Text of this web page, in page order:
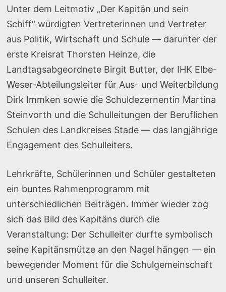
Unter dem Leitmotiv „Der Kapitän und sein
Schiff“ würdigten Vertreterinnen und Vertreter
aus Politik, Wirtschaft und Schule — darunter der
erste Kreisrat Thorsten Heinze, die
Landtagsabgeordnete Birgit Butter, der IHK Elbe-
Weser‑Abteilungsleiter für Aus- und Weiterbildung
Dirk Immken sowie die Schuldezernentin Martina
Steinvorth und die Schulleitungen der Beruflichen
Schulen des Landkreises Stade — das langjährige
Engagement des Schulleiters.
Lehrkräfte, Schülerinnen und Schüler gestalteten
ein buntes Rahmenprogramm mit
unterschiedlichen Beiträgen. Immer wieder zog
sich das Bild des Kapitäns durch die
Veranstaltung: Der Schulleiter durfte symbolisch
seine Kapitänsmütze an den Nagel hängen — ein
bewegender Moment für die Schulgemeinschaft
und unseren Schulleiter.